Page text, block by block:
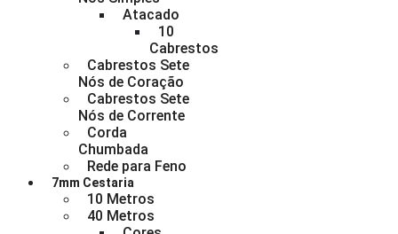
Atacado
10
Cabrestos
Cabrestos Sete
Nós de Coração
Cabrestos Sete
Nós de Corrente
Corda
Chumbada
Rede para Feno
7mm Cestaria
10 Metros
40 Metros